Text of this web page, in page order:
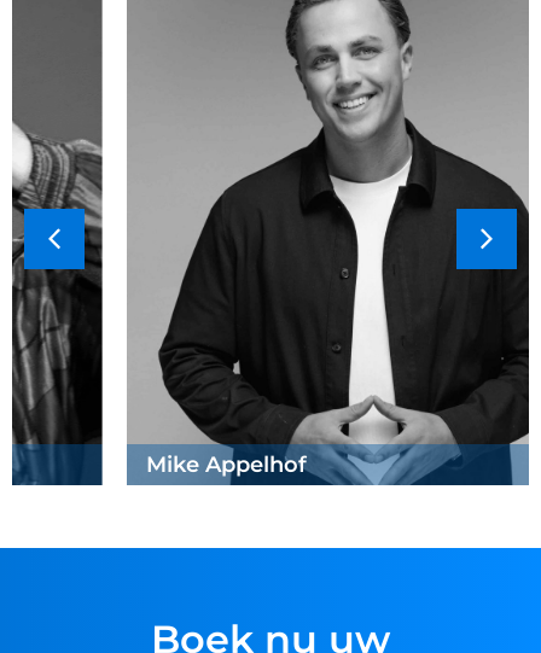
Mike Appelhof
Boek nu uw